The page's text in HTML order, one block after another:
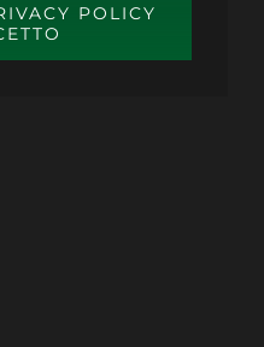
POLICY